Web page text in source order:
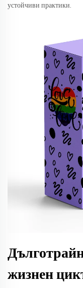
устойчиви практики.
жизнен